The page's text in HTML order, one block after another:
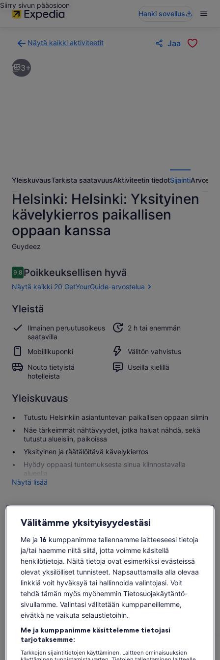
Siirry sivun pääosioon
Hanki sovellus
Näytä kaikki aktiviteetit
aktiviteettien
hakutulossivulle
Jaa
3+
YleiskuvausTarkista saatavuusAktiviteetin tiedotSijainti
Helsinki: Helsinki: Yksityinen
kävelykierros paikallisen
oppaan kanssa
Guydeez​
Arvostelut
9,89,8 kautta 10.
Poikkeuksellisen hyvä
Näytä kaikki 20 GetYourGuide-arvostelua
9.8 Poikkeuksellisen
Näytä kaikki
GetYourGuide-
Yleistä
Ilmainen peruutusoikeus
saatavilla
2 h tai enemmän
Mobiilikuponki
Välitön vahvistus
Nouto tietyistä
hotelleista
Useilla kielillä
Yleiskuvaus
Tutustu Helsinkiin asiantuntevan paikallisen oppaan silmin
Näe tärkeimmät nähtävyydet, jotka haluat nähdä, sekä
tutustu alueisiin, paikoissa
Yksityinen ja räätälöitävä kävelykierros
Hyödy oppaasi tuntemuksesta sinua kiinnostavalla
alueella.
Näytä lisää
Tarkista saatavuus
Päivämäärät
pe 7.8. – pe 21.8.
Asiakkaat
1 aikuinen
pe 7. elok. la 8. elok. su 9. elok. ma 10. elok.
Hinta
Tämän sivun sisältö on saatettu tuottaa
konekäännösohjelmalla
Välitämme yksityisyydestäsi
Me ja 16 kumppanimme tallennamme laitteeseesi tietoja
ja/tai haemme niitä siitä, jotta voimme käsitellä
henkilötietoja. Näitä tietoja ovat esimerkiksi evästeissä
olevat yksilölliset tunnisteet. Napsauttamalla alla olevaa
linkkiä voit hyväksyä tai hallinnoida valintojasi. Voit
tehdä tämän myös myöhemmin Tietosuojakäytäntö-
sivullamme. Valintasi välitetään kumppaneillemme,
eivätkä ne vaikuta selaustietoihin.
Me ja kumppanimme käsittelemme tietojasi
tarjotaksemme:
Tarkkojen sijaintitietojen käyttäminen. Laitteen ominaisuuksien